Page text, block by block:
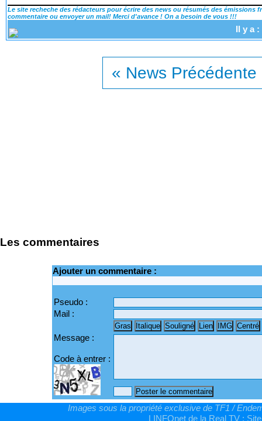
Le site recheche des rédacteurs pour écrire des news ou résumés des
commentaire ou envoyer un mail! Merci d'avance ! On a besoin de vous !!!
Il y a
« News Précédente
Les commentaires
Ajouter un commentaire :
Pseudo :
Mail :
Message :
Code à entrer :
Images sous la propriété exclusive de TF1 /
LINFOnet de la Real TV :